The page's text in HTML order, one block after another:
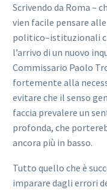
Scrivendo da Roma –
vien facile pensare
politico–istituzionali
l’arrivo di un nuovo
Commissario Paolo
fortemente alla
evitare che il senso
faccia prevalere un
profonda, che
ancora più in basso.
Tutto quello che è
imparare dagli errori